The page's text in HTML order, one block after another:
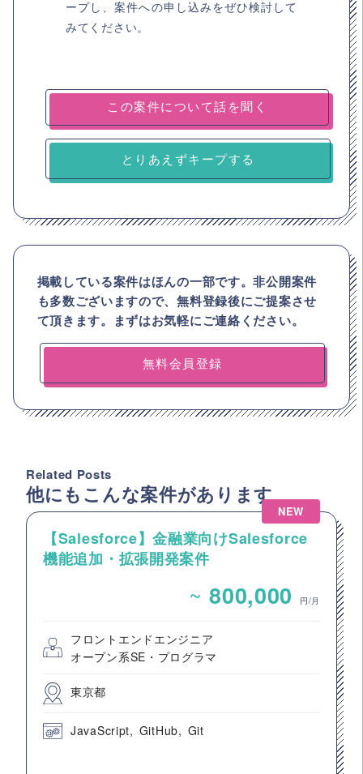
ープし、案件への申し込みをぜひ検討して
みてください。
とりあえずキープする
掲載している案件はほんの一部です。非公開案件
も多数ございますので、無料登録後にご提案させ
て頂きます。まずはお気軽にご連絡ください。
無料会員登録
Related Posts
他にもこんな案件があります
NEW
【Salesforce】金融業向けSalesforce
機能追加・拡張開発案件
~ 800,000 円/月
フロントエンドエンジニア
オープン系SE・プログラマ
東京都
JavaScript GitHub Git